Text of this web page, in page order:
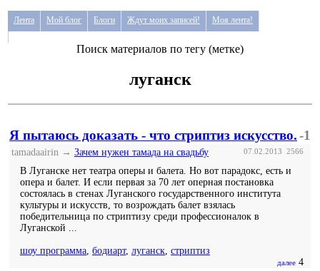
Лента Мой блог Блоги Ждут моих записей! Моя лента!
Поиск материалов по тегу (метке)
луганск
Я пытаюсь доказать - что стриптиз искусство.-1
tamadaairin → Зачем нужен тамада на свадьбу 07.02.2013 2566
В Луганске нет театра оперы и балета. Но вот парадокс, есть и
опера и балет. И если первая за 70 лет оперная постановка
состоялась в стенах Луганского государственного института
культуры и искусств, то возрождать балет взялась
победительница по стриптизу среди профессионалок в
Луганской ...
шоу программа бодиарт, луганск стриптиз
далее 4